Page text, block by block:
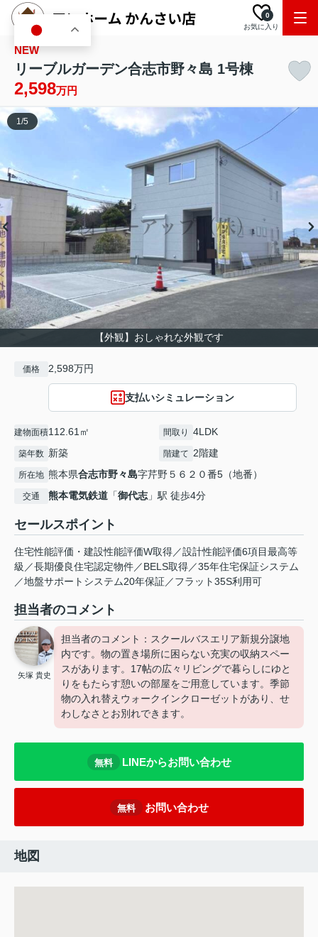
お気に入り
0
NEW
リーブルガーデン合志市野々島 1号棟
2,598万円
【外観】おしゃれな外観です
1/5
価格 2,598万円
支払いシミュレーション
建物面積112.61㎡ 間取り 4LDK
築年数 新築 階建て 2階建
所在地 熊本県合志市野々島字芹野５６２０番5（地番）
交通 熊本電気鉄道 「御代志」駅 徒歩4分
セールスポイント
住宅性能評価・建設性能評価W取得／設計性能評価6項目最高等
級／長期優良住宅認定物件／BELS取得／35年住宅保証システム
／地盤サポートシステム20年保証／フラット35S利用可
担当者のコメント
矢塚 貴史
担当者のコメント：スクールバスエリア新規分譲地
内です。物の置き場所に困らない充実の収納スペー
スがあります。17帖の広々リビングで暮らしにゆと
りをもたらす憩いの部屋をご用意しています。季節
物の入れ替えウォークインクローゼットがあり、せ
わしなさとお別れできます。
無料 LINEからお問い合わせ
無料 お問い合わせ
地図